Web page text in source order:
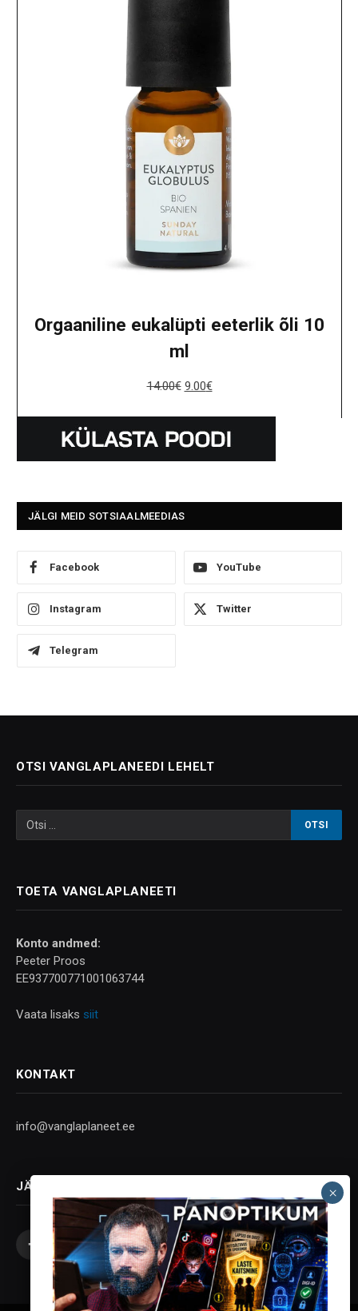
Orgaaniline eukalüpti eeterlik õli 10
ml
14.00€ 9.00€
JÄLGI MEID SOTSIAALMEEDIAS
Facebook YouTube
Instagram Twitter
Telegram
OTSI VANGLAPLANEEDI LEHELT
TOETA VANGLAPLANEETI
Konto andmed:
Peeter Proos
EE937700771001063744
Vaata lisaks siit
KONTAKT
info@vanglaplaneet.ee
JÄLGI SOTSIAALMEEDIAS
Facebook
X
(Twitter)
InstagramYouTubeTelegram